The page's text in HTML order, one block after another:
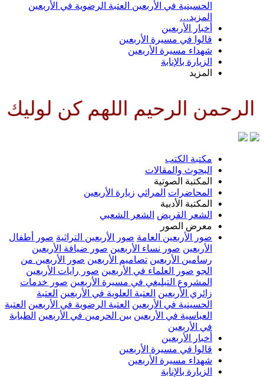
الحسينية في الأربعين العتبة الرضوية في الأربعين
المزيد…
أخبار الأربعين
قالوا في مسيرة الأربعين
شهداء مسيرة الأربعين
الزيارة بالإنابة
المزيد
الرحيم اللهم كن لوليك
مكتبة الكتب
البحوث والمقالات
المكتبة الصوتية
المحاضرات المراثي زيارة الأربعين
المكتبة الأدبية
الشعر القريض الشعر الشعبي
معرض الصور
صور الأربعين العامة صور الأربعين التراثية صور أطفال
الأربعين صور نساء الأربعين صور ضيافة الأربعين
رسامين الأربعين تصاميم الأربعين صور الأربعين من
الجو صور العلماء في الأربعين صور رايات الأربعين
المشروع التبليغي في مسيرة الأربعين صور خدمات
زائري الأربعين العتبة العلوية في الأربعين العتبة
الحسينية في الأربعين العتبة الرضوية في الأربعين العتبة
العباسية في الأربعين بين الحرمين في الأربعين الطبابة
في الأربعين
أخبار الأربعين
قالوا في مسيرة الأربعين
شهداء مسيرة الأربعين
الزيارة بالإنابة